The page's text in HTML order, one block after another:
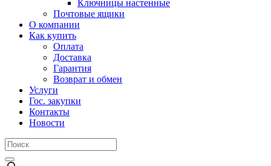
Ключницы настенные
Почтовые ящики
О компании
Как купить
Оплата
Доставка
Гарантия
Возврат и обмен
Услуги
Гос. закупки
Контакты
Новости